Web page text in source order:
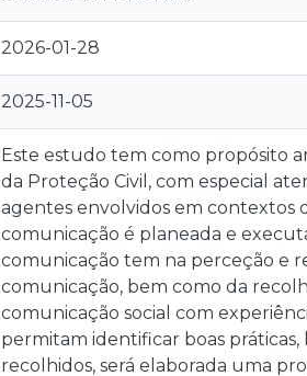
2026-01-28
2025-11-05
Este estudo tem como propósito
da Proteção Civil, com especial
agentes envolvidos em contextos
comunicação é planeada e
comunicação tem na perceção e
comunicação, bem como da
comunicação social com
permitam identificar boas práticas,
recolhidos, será elaborada uma